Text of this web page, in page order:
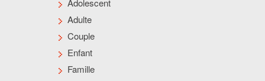
Adolescent
Adulte
Couple
Enfant
Famille